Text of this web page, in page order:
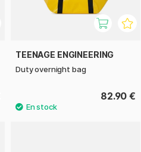
TEENAGE ENGINEERING
Duty overnight bag
82.90 €